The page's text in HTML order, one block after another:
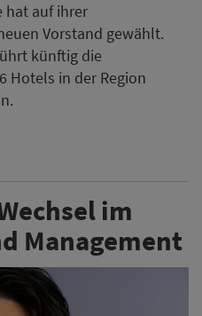
hat auf ihrer
Vorstand gewählt.
künftig die
Hotels in der Region
im
Management